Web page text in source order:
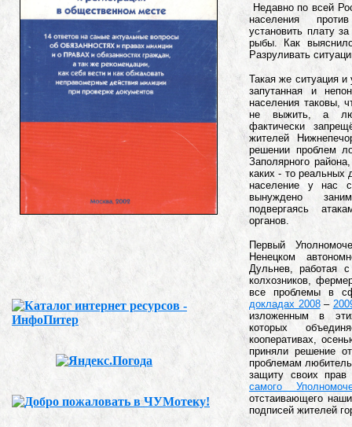
Недавно по всей
населения
установить плату
рыбы. Как
Разруливать
Такая же ситуация
запутанная и
населения таковы,
не выжить, а
фактически
жителей
решении проблем
Заполярного
каких - то
население у нас
вынуждено
подвергаясь
органов.
Первый
Ненецком
Дульнев, работая
колхозников,
все проблемы в
докладах 2008–
изложенным в
которых
кооперативах,
приняли решение
проблемам
защиту своих
самого
отстаивающего
подписей жителей